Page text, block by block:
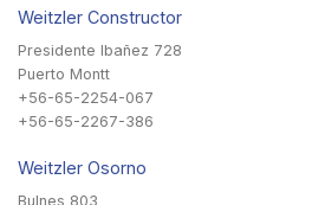
Weitzler Constructor
Presidente Ibañez 728
Puerto Montt
+56-65-2254-067
+56-65-2267-386
Weitzler Osorno
Bulnes 803